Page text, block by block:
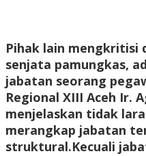
Pihak lain mengkritisi
senjata pamungkas,
jabatan seorang
Regional XIII Aceh Ir.
menjelaskan tidak
merangkap jabatan
struktural.Kecuali